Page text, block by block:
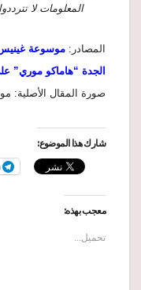
المعلومات لا
المصادر: موسوعة غينيس
الجدة “هاماكو موري”
صورة المقال الأصلية:
شارك هذا الموضوع:
معجب بهذه:
تحميل...